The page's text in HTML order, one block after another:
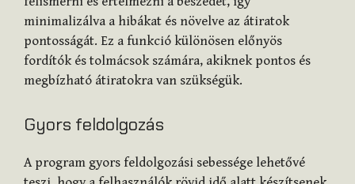
minimalizálva a hibákat és növelve az átiratok
pontosságát. Ez a funkció különösen előnyös
fordítók és tolmácsok számára, akiknek pontos és
megbízható átiratokra van szükségük.
Gyors feldolgozás
A program gyors feldolgozási sebessége lehetővé